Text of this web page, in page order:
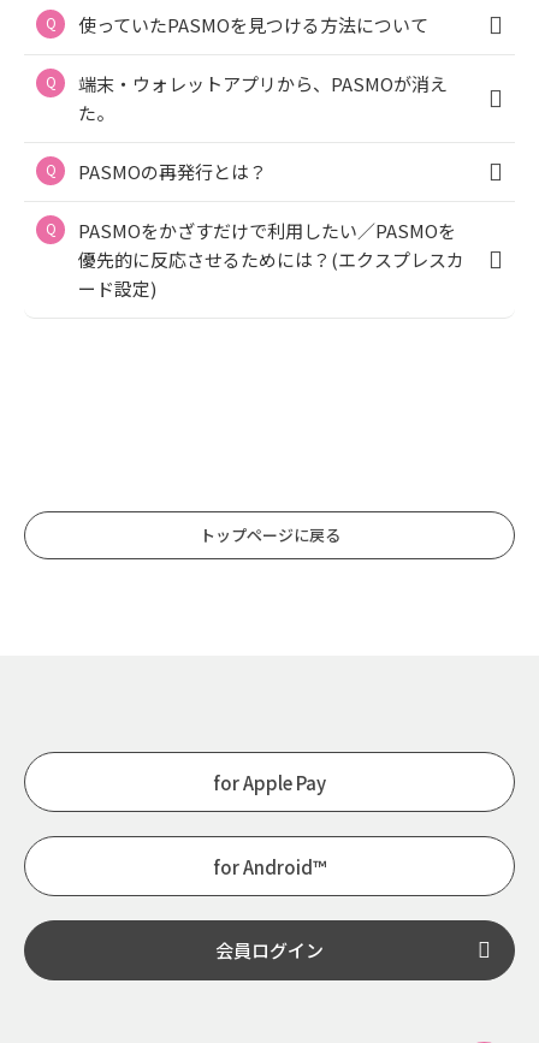
使っていたPASMOを見つける方法について
端末・ウォレットアプリから、PASMOが消え
た。
PASMOの再発行とは？
PASMOをかざすだけで利用したい／PASMOを
優先的に反応させるためには？(エクスプレスカ
ード設定)
トップページに戻る
for Apple Pay
for Android™
会員ログイン